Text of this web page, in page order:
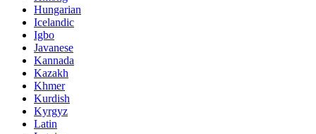
Hungarian
Icelandic
Igbo
Javanese
Kannada
Kazakh
Khmer
Kurdish
Kyrgyz
Latin